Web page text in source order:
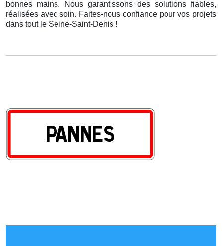
bonnes mains. Nous garantissons des solutions fiables,
réalisées avec soin. Faites-nous confiance pour vos projets
dans tout le Seine-Saint-Denis !